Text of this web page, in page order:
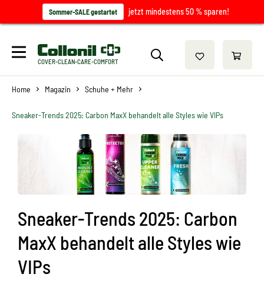
Sommer-SALE gestartet jetzt mindestens 50 % sparen!
COVER-CLEAN-CARE-COMFORT
Home Magazin Schuhe + Mehr
Sneaker-Trends 2025: Carbon MaxX behandelt alle Styles wie VIPs
Sneaker-Trends 2025: Carbon
MaxX behandelt alle Styles wie
VIPs